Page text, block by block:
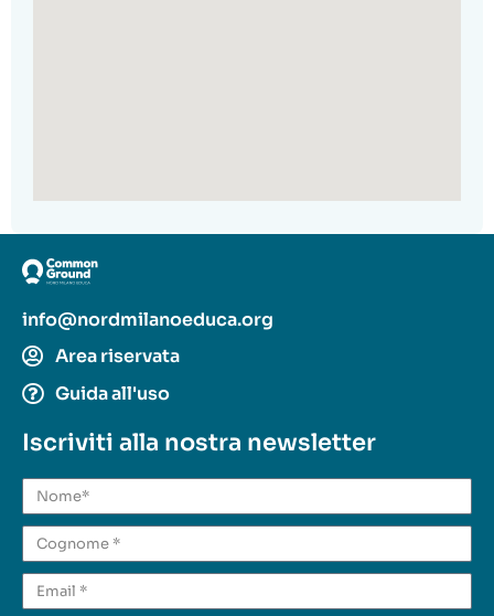
info@nordmilanoeduca.org
Area riservata
Guida all'uso
Iscriviti alla nostra newsletter